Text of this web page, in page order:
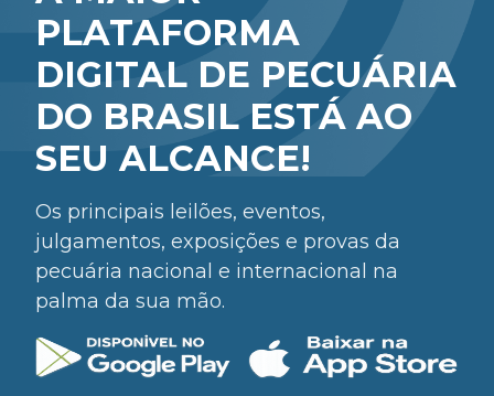
PLATAFORMA
DIGITAL DE PECUÁRIA
DO BRASIL ESTÁ AO
SEU ALCANCE!
Os principais leilões, eventos,
julgamentos, exposições e provas da
pecuária nacional e internacional na
palma da sua mão.